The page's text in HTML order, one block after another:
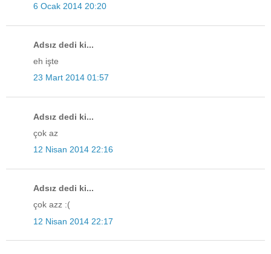
6 Ocak 2014 20:20
Adsız dedi ki...
eh işte
23 Mart 2014 01:57
Adsız dedi ki...
çok az
12 Nisan 2014 22:16
Adsız dedi ki...
çok azz :(
12 Nisan 2014 22:17